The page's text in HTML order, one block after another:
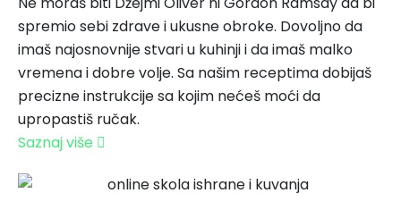
spremio sebi zdrave i ukusne obroke. Dovoljno da
imaš najosnovnije stvari u kuhinji i da imaš malko
vremena i dobre volje. Sa našim receptima dobijaš
precizne instrukcije sa kojim nećeš moći da
upropastiš ručak.
Saznaj više